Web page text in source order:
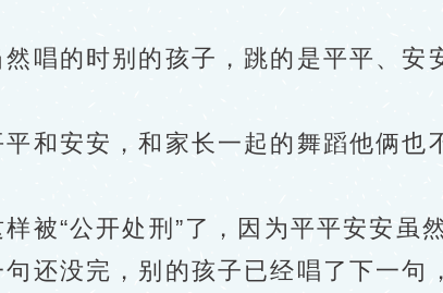
的时别的孩子，跳的是平平、安
安安，和家长一起的舞蹈他俩也
“公开处刑”了，因为平平安安虽
还没完，别的孩子已经唱了下一